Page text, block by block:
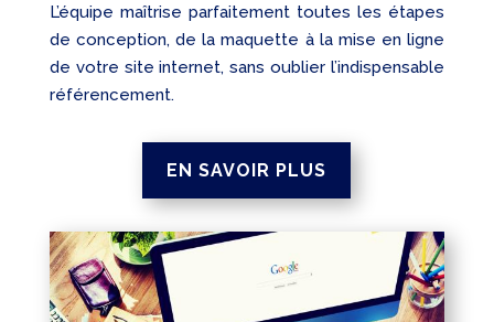
L’équipe maîtrise parfaitement toutes les étapes
de conception, de la maquette à la mise en ligne
de votre site internet, sans oublier l’indispensable
référencement.
EN SAVOIR PLUS